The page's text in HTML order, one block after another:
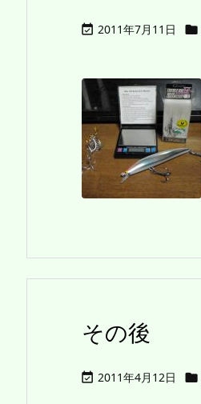
 2011年7月11日 
その後
 2011年4月12日 